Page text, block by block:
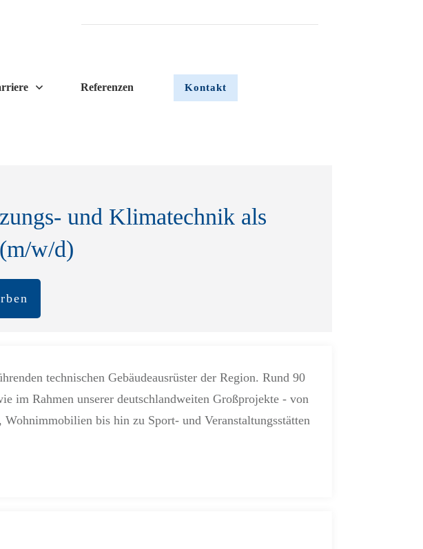
Referenzen Kontakt
und Klimatechnik als
w/d)
technischen Gebäudeausrüster der Region. Rund 90
im Rahmen unserer deutschlandweiten Großprojekte - von
bis hin zu Sport- und Veranstaltungsstätten